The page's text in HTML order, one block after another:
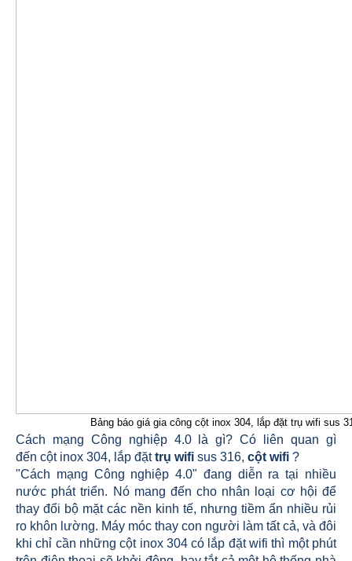
Bảng báo giá gia công cột inox 304, lắp đặt trụ wifi sus
Cách mạng Công nghiệp 4.0 là gì? Có liên quan gì
đến cột inox 304, lắp đặttrụ wifi sus 316, cột wifi ?
"Cách mạng Công nghiệp 4.0" đang diễn ra tại nhiều
nước phát triển. Nó mang đến cho nhân loại cơ hội để
thay đổi bộ mặt các nền kinh tế, nhưng tiềm ẩn nhiều rủi
ro khôn lường. Máy móc thay con người làm tất cả, và đôi
khi chỉ cần những cột inox 304 có lắp đặt wifi thì một phút